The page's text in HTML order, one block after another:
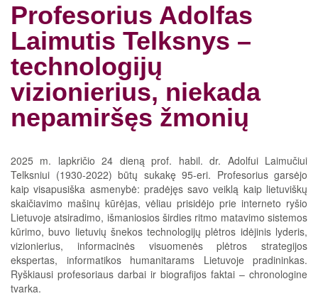
Profesorius Adolfas
Laimutis Telksnys –
technologijų
vizionierius, niekada
nepamiršęs žmonių
2025 m. lapkričio 24 dieną prof. habil. dr. Adolfui Laimučiui
Telksniui (1930-2022) būtų sukakę 95-eri. Profesorius garsėjo
kaip visapusiška asmenybė: pradėjęs savo veiklą kaip lietuviškų
skaičiavimo mašinų kūrėjas, vėliau prisidėjo prie interneto ryšio
Lietuvoje atsiradimo, išmaniosios širdies ritmo matavimo sistemos
kūrimo, buvo lietuvių šnekos technologijų plėtros idėjinis lyderis,
vizionierius, informacinės visuomenės plėtros strategijos
ekspertas, informatikos humanitarams Lietuvoje pradininkas.
Ryškiausi profesoriaus darbai ir biografijos faktai – chronologine
tvarka.